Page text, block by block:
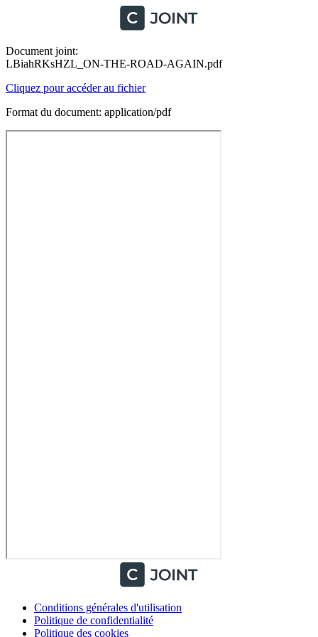
Document joint:
LBiahRKsHZL_ON-THE-ROAD-AGAIN.pdf
Cliquez pour accéder au fichier
Format du document: application/pdf
Conditions générales d'utilisation
Politique de confidentialité
Politique des cookies